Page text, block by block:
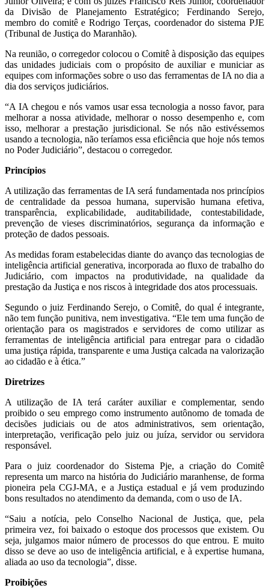
da Divisão de Planejamento Estratégico; Ferdinando Serejo,
membro do comitê e Rodrigo Terças, coordenador do sistema PJE
(Tribunal de Justiça do Maranhão).
Na reunião, o corregedor colocou o Comitê à disposição das equipes
das unidades judiciais com o propósito de auxiliar e municiar as
equipes com informações sobre o uso das ferramentas de IA no dia a
dia dos serviços judiciários.
“A IA chegou e nós vamos usar essa tecnologia a nosso favor, para
melhorar a nossa atividade, melhorar o nosso desempenho e, com
isso, melhorar a prestação jurisdicional. Se nós não estivéssemos
usando a tecnologia, não teríamos essa eficiência que hoje nós temos
no Poder Judiciário”, destacou o corregedor.
Princípios
A utilização das ferramentas de IA será fundamentada nos princípios
de centralidade da pessoa humana, supervisão humana efetiva,
transparência, explicabilidade, auditabilidade, contestabilidade,
prevenção de vieses discriminatórios, segurança da informação e
proteção de dados pessoais.
As medidas foram estabelecidas diante do avanço das tecnologias de
inteligência artificial generativa, incorporada ao fluxo de trabalho do
Judiciário, com impactos na produtividade, na qualidade da
prestação da Justiça e nos riscos à integridade dos atos processuais.
Segundo o juiz Ferdinando Serejo, o Comitê, do qual é integrante,
não tem função punitiva, nem investigativa. “Ele tem uma função de
orientação para os magistrados e servidores de como utilizar as
ferramentas de inteligência artificial para entregar para o cidadão
uma justiça rápida, transparente e uma Justiça calcada na valorização
ao cidadão e à ética.”
Diretrizes
A utilização de IA terá caráter auxiliar e complementar, sendo
proibido o seu emprego como instrumento autônomo de tomada de
decisões judiciais ou de atos administrativos, sem orientação,
interpretação, verificação pelo juiz ou juíza, servidor ou servidora
responsável.
Para o juiz coordenador do Sistema Pje, a criação do Comitê
representa um marco na história do Judiciário maranhense, de forma
pioneira pela CGJ-MA, e a Justiça estadual e já vem produzindo
bons resultados no atendimento da demanda, com o uso de IA.
“Saiu a notícia, pelo Conselho Nacional de Justiça, que, pela
primeira vez, foi baixado o estoque dos processos que existem. Ou
seja, julgamos maior número de processos do que entrou. E muito
disso se deve ao uso de inteligência artificial, e à expertise humana,
aliada ao uso da tecnologia”, disse.
Proibições